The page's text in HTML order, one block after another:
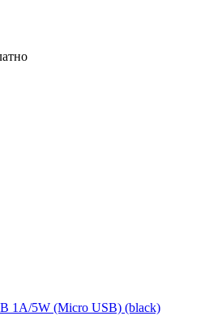
1A/5W (Micro USB) (black)